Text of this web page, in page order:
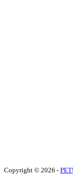
Copyright © 2026 -